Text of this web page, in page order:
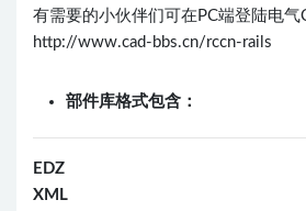
有需要的小伙伴们可在PC端登陆电气
http://www.cad-bbs.cn/rccn-rails
部件库格式包含：
EDZ
XML